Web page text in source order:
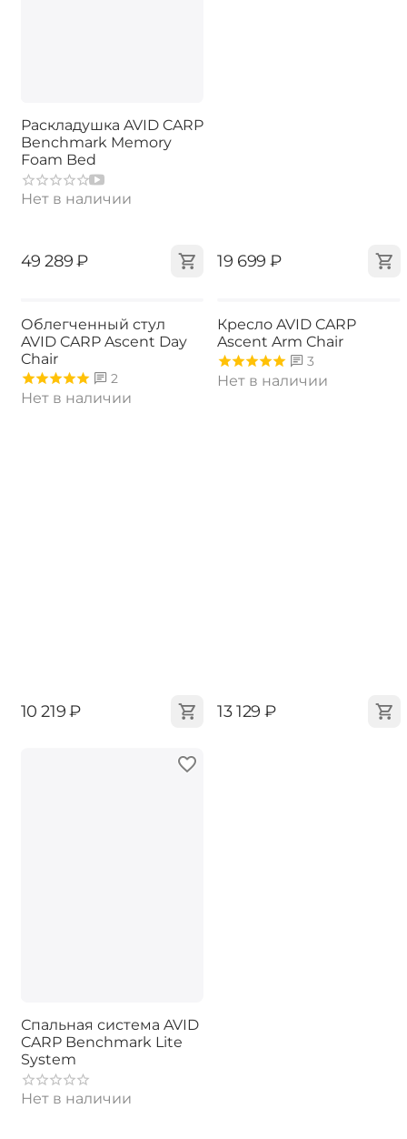
Раскладушка AVID CARP
Benchmark Memory
Foam Bed
Нет в наличии
‍49 289‍₽ ‍19 699‍ ₽
Облегченный стул
AVID CARP Ascent Day
Chair
2
Нет в наличии
‍10 219‍₽
Кресло AVID CARP
Ascent Arm Chair
3
Нет в наличии
‍13 129‍ ₽
Спальная система AVID
CARP Benchmark Lite
System
Нет в наличии